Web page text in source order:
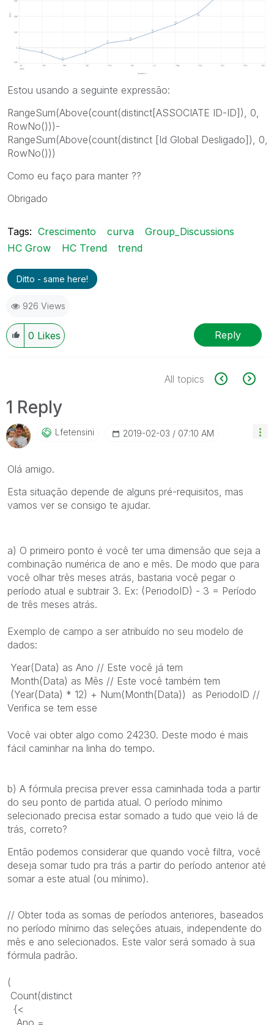
Estou usando a seguinte expressão:
RangeSum(Above(count(distinct[ASSOCIATE ID-ID]), 0,
RowNo()))-
RangeSum(Above(count(distinct [Id Global Desligado]), 0,
RowNo()))
Como eu faço para manter ??
Obrigado
Tags: Crescimento curva
Group_Discussions
HC Grow
HC Trend trend
Ditto - same here!
926 Views
0 Likes Reply
All topics
1 Reply
Lfetensini ‎2019-02-03 07:10 AM
Olá amigo.
Esta situação depende de alguns pré-requisitos, mas
vamos ver se consigo te ajudar.
a) O primeiro ponto é você ter uma dimensão que seja a
combinação numérica de ano e mês. De modo que para
você olhar três meses atrás, bastaria você pegar o
período atual e subtrair 3. Ex: (PeriodoID) - 3 = Período
de três meses atrás.
Exemplo de campo a ser atribuído no seu modelo de
dados:
Year(Data) as Ano // Este você já tem
Month(Data) as Mês // Este você também tem
(Year(Data) * 12) + Num(Month(Data)) as PeriodoID //
Verifica se tem esse
Você vai obter algo como 24230. Deste modo é mais
fácil caminhar na linha do tempo.
b) A fórmula precisa prever essa caminhada toda a partir
do seu ponto de partida atual. O período mínimo
selecionado precisa estar somado a tudo que veio lá de
trás, correto?
Então podemos considerar que quando você filtra, você
deseja somar tudo pra trás a partir do período anterior até
somar a este atual (ou mínimo).
// Obter toda as somas de períodos anteriores, baseados
no período mínimo das seleções atuais, independente do
mês e ano selecionados. Este valor será somado à sua
fórmula padrão.
(
Count(distinct
{<